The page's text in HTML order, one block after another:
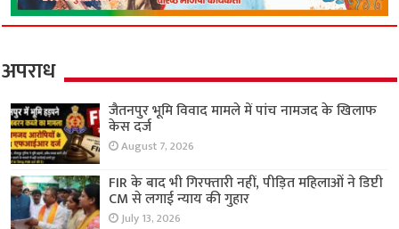
अपराध
जैतनपुर भूमि विवाद मामले में पांच नामजद के खिलाफ
केस दर्ज
August 7, 2026
FIR के बाद भी गिरफ्तारी नहीं, पीड़ित महिलाओं ने डिप्टी
CM से लगाई न्याय की गुहार
July 13, 2026